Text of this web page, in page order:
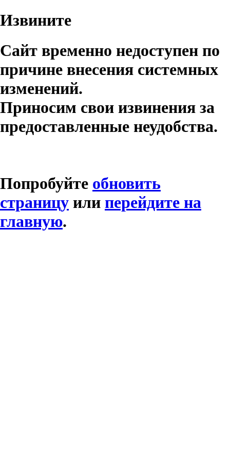
Извините
Сайт временно недоступен по
причине внесения системных
изменений.
Приносим свои извинения за
предоставленные неудобства.
Попробуйте обновить
страницу или перейдите на
главную.